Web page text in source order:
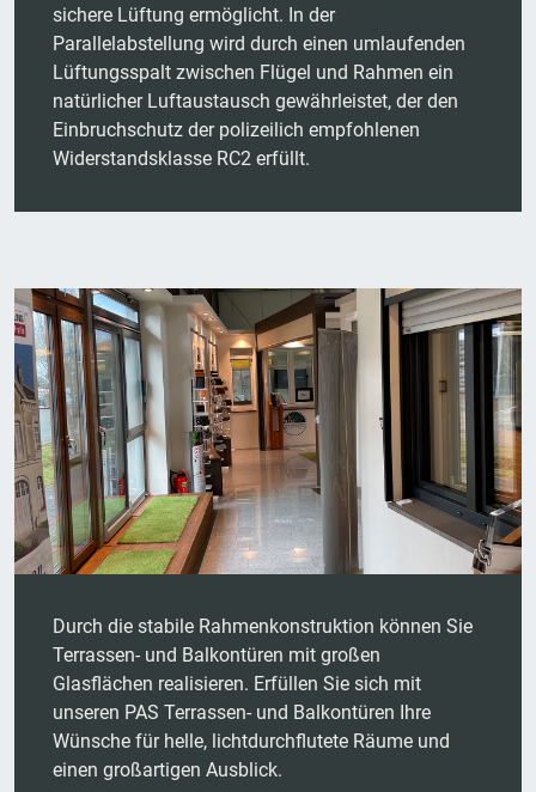
sichere Lüftung ermöglicht. In der
Parallelabstellung wird durch einen umlaufenden
Lüftungsspalt zwischen Flügel und Rahmen ein
natürlicher Luftaustausch gewährleistet, der den
Einbruchschutz der polizeilich empfohlenen
Widerstandsklasse RC2 erfüllt.
Durch die stabile Rahmenkonstruktion können Sie
Terrassen- und Balkontüren mit großen
Glasflächen realisieren. Erfüllen Sie sich mit
unseren PAS Terrassen- und Balkontüren Ihre
Wünsche für helle, lichtdurchflutete Räume und
einen großartigen Ausblick.